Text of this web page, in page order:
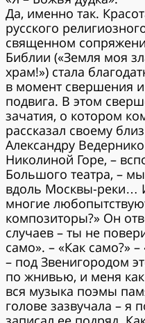
Да, именно так.
русского
священном
Библии («Земля моя
храм!») стала
в момент свершения
подвига. В этом
зачатия, о котором
рассказал своему
Александру
Николиной Горе, –
Большого театра, –
вдоль Москвы-реки…
многие
композиторы?» Он
случаев – ты не
само». – «Как само?»
– под Звенигородом
по жнивью, и меня
вся музыка поэмы
голове зазвучала – я